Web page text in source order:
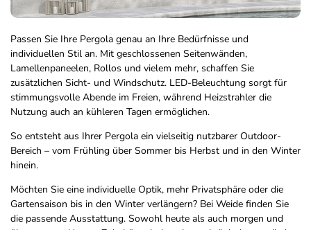
Passen Sie Ihre Pergola genau an Ihre Bedürfnisse und
individuellen Stil an. Mit geschlossenen Seitenwänden,
Lamellenpaneelen, Rollos und vielem mehr, schaffen Sie
zusätzlichen Sicht- und Windschutz. LED-Beleuchtung sorgt für
stimmungsvolle Abende im Freien, während Heizstrahler die
Nutzung auch an kühleren Tagen ermöglichen.
So entsteht aus Ihrer Pergola ein vielseitig nutzbarer Outdoor-
Bereich – vom Frühling über Sommer bis Herbst und in den Winter
hinein.
Möchten Sie eine individuelle Optik, mehr Privatsphäre oder die
Gartensaison bis in den Winter verlängern? Bei Weide finden Sie
die passende Ausstattung. Sowohl heute als auch morgen und